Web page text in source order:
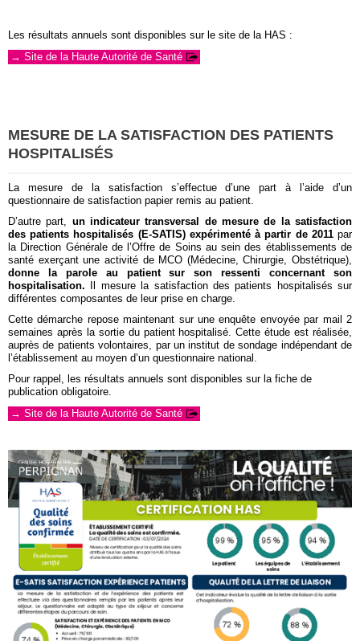
Les résultats annuels sont disponibles sur le site de la HAS :
→ Site de la Haute Autorité de Santé
MESURE DE LA SATISFACTION DES PATIENTS
HOSPITALISÉS
La mesure de la satisfaction s’effectue d’une part à l’aide d’un
questionnaire de satisfaction papier remis au patient.
D’autre part, un indicateur transversal de mesure de la satisfaction
des patients hospitalisés (E-SATIS) expérimenté à partir de 2011par
la Direction Générale de l’Offre de Soins au sein des établissements de
santé exerçant une activité de MCO (Médecine, Chirurgie, Obstétrique),
donne la parole au patient sur son ressenti concernant son
hospitalisation. Il mesure la satisfaction des patients hospitalisés sur
différentes composantes de leur prise en charge.
Cette démarche repose maintenant sur une enquête envoyée par mail 2
semaines après la sortie du patient hospitalisé. Cette étude est réalisée,
auprès de patients volontaires, par un institut de sondage indépendant de
l’établissement au moyen d’un questionnaire national.
Pour rappel, les résultats annuels sont disponibles sur la fiche de
publication obligatoire.
→ Site de la Haute Autorité de Santé